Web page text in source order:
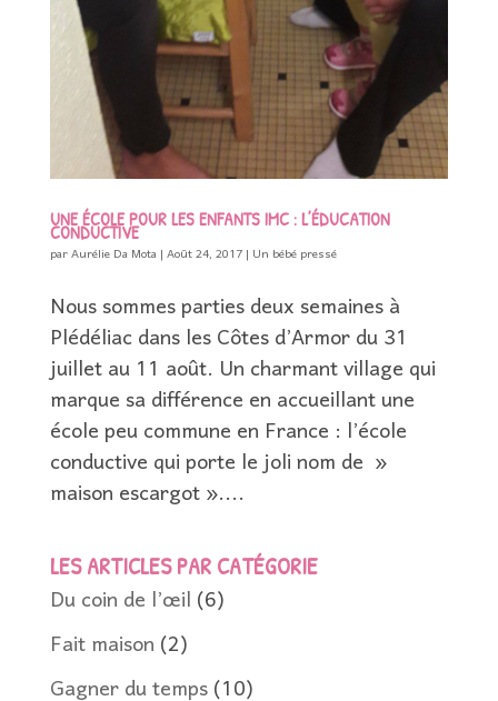
UNE ÉCOLE POUR LES ENFANTS IMC : L’ÉDUCATION
CONDUCTIVE
parAurélie Da Mota|Août 24, 2017| Un bébé pressé
Nous sommes parties deux semaines à
Plédéliac dans les Côtes d’Armor du 31
juillet au 11 août. Un charmant village qui
marque sa différence en accueillant une
école peu commune en France : l’école
conductive qui porte le joli nom de »
maison escargot »....
LES ARTICLES PAR CATÉGORIE
Du coin de l’œil(6)
Fait maison(2)
Gagner du temps(10)